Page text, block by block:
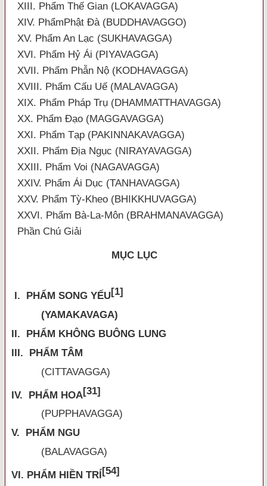
XIII. Phẩm Thế Gian (LOKAVAGGA)
XIV. PhẩmPhật Đà (BUDDHAVAGGO)
XV. Phẩm An Lạc (SUKHAVAGGA)
XVI. Phẩm Hỷ Ái (PIYAVAGGA)
XVII. Phẩm Phẫn Nộ (KODHAVAGGA)
XVIII. Phẩm Cấu Uế (MALAVAGGA)
XIX. Phẩm Pháp Trụ (DHAMMATTHAVAGGA)
XX. Phẩm Đạo (MAGGAVAGGA)
XXI. Phẩm Tạp (PAKINNAKAVAGGA)
XXII. Phẩm Địa Ngục (NIRAYAVAGGA)
XXIII. Phẩm Voi (NAGAVAGGA)
XXIV. Phẩm Ái Dục (TANHAVAGGA)
XXV. Phẩm Tỳ-Kheo (BHIKKHUVAGGA)
XXVI. Phẩm Bà-La-Môn (BRAHMANAVAGGA)
Phần Chú Giải
MỤC LỤC
I. PHẨM SONG YẾU[1]
(YAMAKAVAGA)
II. PHẨM KHÔNG BUÔNG LUNG
III. PHẨM TÂM
(CITTAVAGGA)
IV. PHẨM HOA[31]
(PUPPHAVAGGA)
V. PHẨM NGU
(BALAVAGGA)
VI. PHẨM HIỀN TRÍ [54]